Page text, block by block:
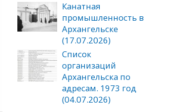
Канатная
промышленность в
Архангельске
(17.07.2026)
Список
организаций
Архангельска по
адресам. 1973 год
(04.07.2026)